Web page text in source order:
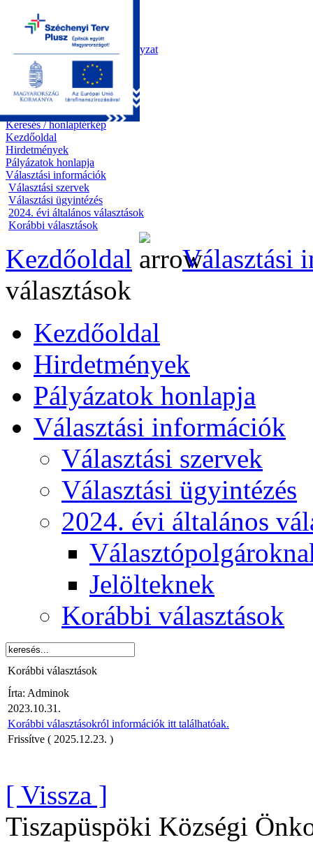
Kezdőoldal
Önkormányzat
Polgármesteri Hivatal
Roma Nemzetiségi Önkormányzat
Elektronikus ügyintézés
Közérdekű információk
Tiszapüspöki bemutatása
Pályázatok
Kapcsolat
Keresés / honlaptérkép
Kezdőoldal
Hirdetmények
Pályázatok honlapja
Választási információk
Választási szervek
Választási ügyintézés
2024. évi általános választások
Korábbi választások
Kezdőoldal
Választási
választások
Kezdőoldal
Hirdetmények
Pályázatok honlapja
Választási információk
Választási szervek
Választási ügyintézés
2024. évi általános
Jelölteknek
Korábbi választások
Korábbi választások
Írta: Adminok
2023.10.31.
Korábbi választásokról információk itt találhatóak.
Frissítve ( 2025.12.23. )
[ Vissza ]
Tiszapüspöki Községi